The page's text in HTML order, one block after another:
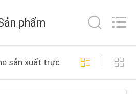
phẩm
sản xuất trực tuyến